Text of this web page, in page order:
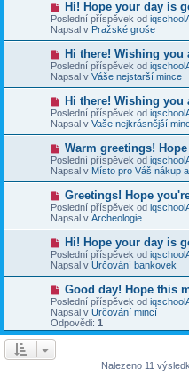
v
e
k
í
s
p
v
e
k
N
o
v
ý
p
í
s
p
v
e
k
Hi! Hope your day is
Poslední příspěvek od
Napsal v Pražské groše
N
o
v
ý
p
í
s
p
ě
v
e
k
Hi there! Wishing you
Poslední příspěvek od
Napsal v Váše nejstarší mince
N
o
v
ý
p
í
s
p
ě
v
e
k
Hi there! Wishing you
Poslední příspěvek od
Napsal v Vaše nejkrásnější
N
o
v
ý
í
s
p
v
e
k
Warm greetings!
Poslední příspěvek od
Napsal v Místo pro Váš nákup
N
o
v
ý
p
í
s
p
ě
v
e
k
Greetings! Hope
Poslední příspěvek od
Napsal v Archeologie
N
o
v
ý
í
s
p
ě
Hi! Hope your day is
Poslední příspěvek od
Napsal v Určování bankovek
N
o
v
ý
p
Good day! Hope this
Poslední příspěvek od
Napsal v Určování mincí
Odpovědi: 1
Nalezeno 11